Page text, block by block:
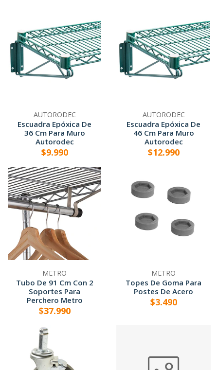
AUTORODEC
Escuadra Epóxica De
36 Cm Para Muro
Autorodec
$9.990
AUTORODEC
Escuadra Epóxica De
46 Cm Para Muro
Autorodec
$12.990
METRO
Tubo De 91 Cm Con 2
Soportes Para
Perchero Metro
$37.990
METRO
Topes De Goma Para
Postes De Acero
$3.490